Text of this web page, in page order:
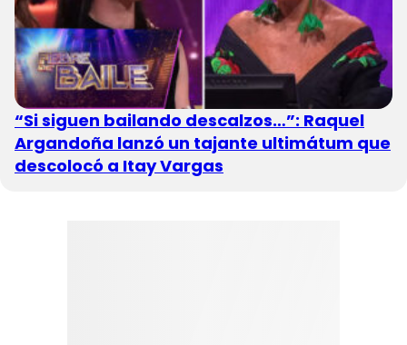
“Si siguen bailando descalzos…”: Raquel
Argandoña lanzó un tajante ultimátum que
descolocó a Itay Vargas